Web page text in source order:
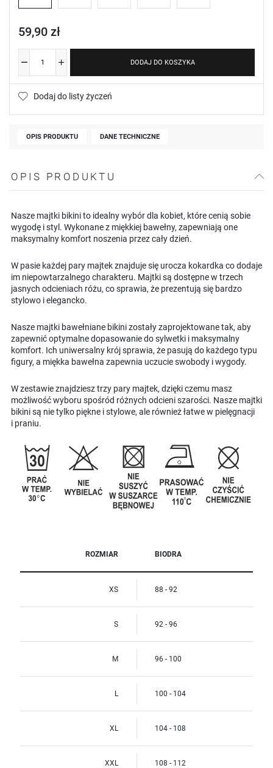
59,90 zł
DODAJ DO KOSZYKA
Dodaj do listy życzeń
OPIS PRODUKTU DANE TECHNICZNE
OPIS PRODUKTU
Nasze majtki bikini to idealny wybór dla kobiet, które cenią sobie
wygodę i styl. Wykonane z miękkiej bawełny, zapewniają one
maksymalny komfort noszenia przez cały dzień.
W pasie każdej pary majtek znajduje się urocza kokardka co dodaje
im niepowtarzalnego charakteru. Majtki są dostępne w trzech
jasnych odcieniach różu, co sprawia, że prezentują się bardzo
stylowo i elegancko.
Nasze majtki bawełniane bikini zostały zaprojektowane tak, aby
zapewnić optymalne dopasowanie do sylwetki i maksymalny
komfort. Ich uniwersalny krój sprawia, że pasują do każdego typu
figury, a miękka bawełna zapewnia uczucie swobody i wygody.
W zestawie znajdziesz trzy pary majtek, dzięki czemu masz
możliwość wyboru spośród różnych odcieni szarości. Nasze majtki
bikini są nie tylko piękne i stylowe, ale również łatwe w pielęgnacji
i praniu.
ROZMIAR BIODRA
XS 88 - 92
S 92 - 96
M 96 - 100
L 100 - 104
XL 104 - 108
XXL 108 - 112